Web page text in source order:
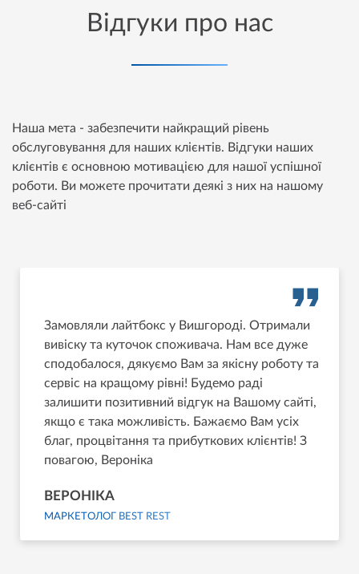
Відгуки про нас
Наша мета - забезпечити найкращий рівень
обслуговування для наших клієнтів. Відгуки наших
клієнтів є основною мотивацією для нашої успішної
роботи. Ви можете прочитати деякі з них на нашому
веб-сайті
Замовляли лайтбокс у Вишгороді. Отримали
вивіску та куточок споживача. Нам все дуже
сподобалося, дякуємо Вам за якісну роботу та
сервіс на кращому рівні! Будемо раді
залишити позитивний відгук на Вашому сайті,
якщо є така можливість. Бажаємо Вам усіх
благ, процвітання та прибуткових клієнтів! З
повагою, Вероніка
ВЕРОНІКА
МАРКЕТОЛОГ BEST REST